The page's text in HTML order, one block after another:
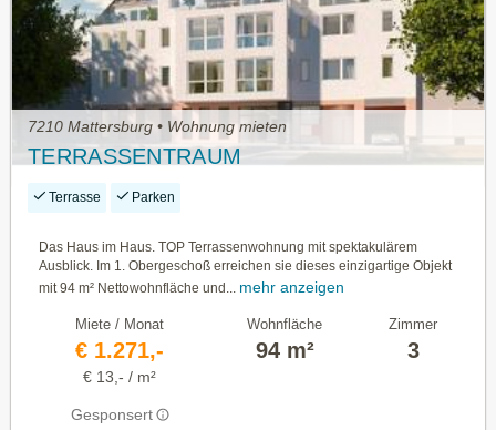
7210 Mattersburg • Wohnung mieten
TERRASSENTRAUM
Terrasse Parken
Das Haus im Haus. TOP Terrassenwohnung mit spektakulärem
Ausblick. Im 1. Obergeschoß erreichen sie dieses einzigartige Objekt
mit 94 m² Nettowohnfläche und...
mehr anzeigen
Miete / Monat
€ 1.271,-
€ 13,- / m²
Gesponsert
Wohnfläche
94 m²
Zimmer
3